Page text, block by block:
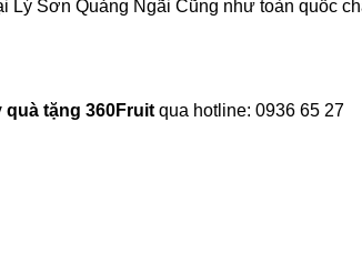
Sơn Quảng Ngãi Cũng như toàn quốc
quà tặng 360Fruit qua hotline: 0936 65 27